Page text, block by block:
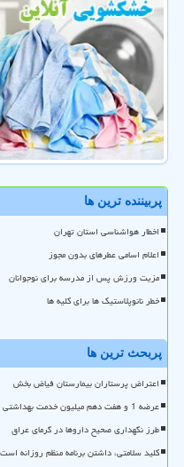
پربیننده ترین ها
اخطار هواشناسی استان تهران
اعلام اسامی عطرهای بدون مجوز
مزیت ورزش پس از مدرسه برای نوجوانان
خطر نانوپلاستیک ها برای کلیه ها
پربحث ترین ها
اعتراض پرستاران بیمارستان فیاض بخش
عرضه 1 و هفت دهم میلیون خدمت بهداشتی و درمانی به زائرین اربعین
طرز نگهداری صحیح داروها در گرمای عراق
کلید سلامتی، داشتن برنامه منظم روزانه است